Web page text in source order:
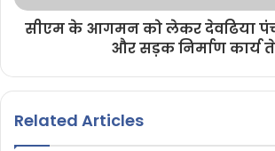
सीएम के आगमन को लेकर देवढिया
और सड़क निर्माण कार्य
Related Articles